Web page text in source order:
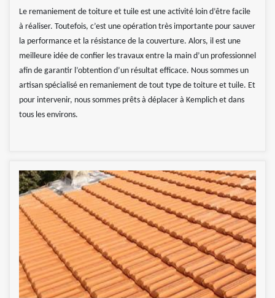
Le remaniement de toiture et tuile est une activité loin d’être facile
à réaliser. Toutefois, c’est une opération très importante pour sauver
la performance et la résistance de la couverture. Alors, il est une
meilleure idée de confier les travaux entre la main d’un professionnel
afin de garantir l’obtention d’un résultat efficace. Nous sommes un
artisan spécialisé en remaniement de tout type de toiture et tuile. Et
pour intervenir, nous sommes prêts à déplacer à Kemplich et dans
tous les environs.